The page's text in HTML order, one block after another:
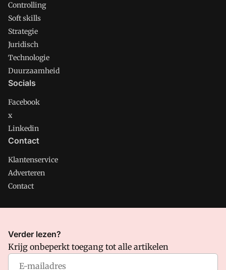
Controlling
Soft skills
Strategie
Juridisch
Technologie
Duurzaamheid
Socials
Facebook
x
Linkedin
Contact
Klantenservice
Adverteren
Contact
CMweb is onderdeel van VMN media. Lees in
waar VMN media voor staat. Op gebruik van deze site zijn de
volgende regelingen van toepassing:Algemene Voorwaarden
Privacy en Cookie beleid
Verder lezen?
Krijg onbeperkt toegang tot alle artikelen